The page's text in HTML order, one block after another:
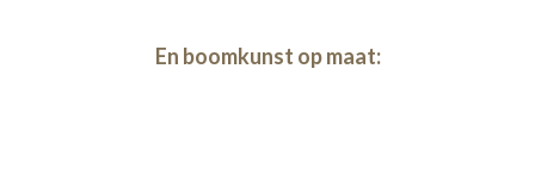
En boomkunst op maat: